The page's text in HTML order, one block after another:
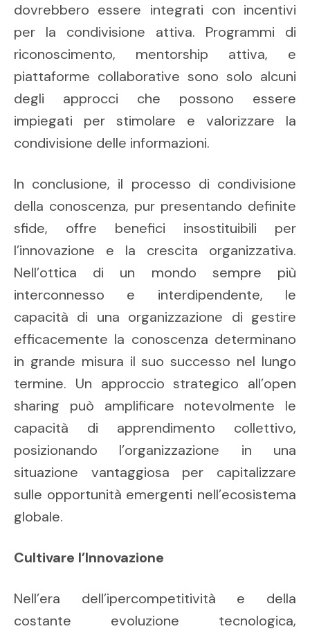
dovrebbero essere integrati con incentivi
per la condivisione attiva. Programmi di
riconoscimento, mentorship attiva, e
piattaforme collaborative sono solo alcuni
degli approcci che possono essere
impiegati per stimolare e valorizzare la
condivisione delle informazioni.
In conclusione, il processo di condivisione
della conoscenza, pur presentando definite
sfide, offre benefici insostituibili per
l’innovazione e la crescita organizzativa.
Nell’ottica di un mondo sempre più
interconnesso e interdipendente, le
capacità di una organizzazione di gestire
efficacemente la conoscenza determinano
in grande misura il suo successo nel lungo
termine. Un approccio strategico all’open
sharing può amplificare notevolmente le
capacità di apprendimento collettivo,
posizionando l’organizzazione in una
situazione vantaggiosa per capitalizzare
sulle opportunità emergenti nell’ecosistema
globale.
Cultivare l’Innovazione
Nell’era dell’ipercompetitività e della
costante evoluzione tecnologica,